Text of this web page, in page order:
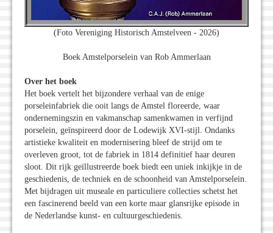
(Foto Vereniging Historisch Amstelveen - 2026)
Boek Amstelporselein van Rob Ammerlaan
Over het boek
Het boek vertelt het bijzondere verhaal van de enige
porseleinfabriek die ooit langs de Amstel floreerde, waar
ondernemingszin en vakmanschap samenkwamen in verfijnd
porselein, geïnspireerd door de Lodewijk XVI-stijl. Ondanks
artistieke kwaliteit en modernisering bleef de strijd om te
overleven groot, tot de fabriek in 1814 definitief haar deuren
sloot. Dit rijk geïllustreerde boek biedt een uniek inkijkje in de
geschiedenis, de techniek en de schoonheid van Amstelporselein.
Met bijdragen uit museale en particuliere collecties schetst het
een fascinerend beeld van een korte maar glansrijke episode in
de Nederlandse kunst- en cultuurgeschiedenis.